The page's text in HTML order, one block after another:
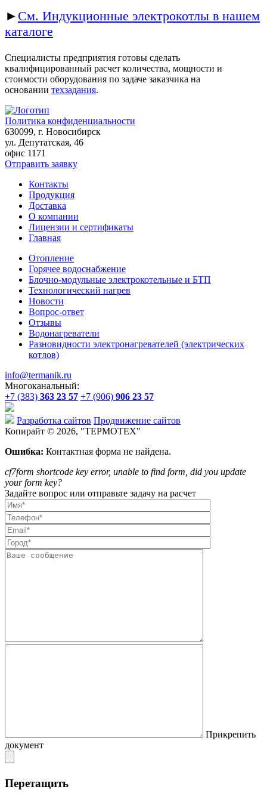
► См. Индукционные электрокотлы в нашем
каталоге
Специалисты предприятия готовы сделать
квалифицированный расчет количества, мощности и
стоимости оборудования по задаче заказчика на
основании техзадания.
Политика конфиденциальности
630099, г. Новосибирск
ул. Депутатская, 46
офис 1171
Отправить заявку
Контакты
Продукция
Доставка
О компании
Лицензии и сертификаты
Главная
Отопление
Горячее водоснабжение
Блочно-модульные электрокотельные и БТП
Технологический нагрев
Новости
Вопрос-ответ
Отзывы
Водонагреватели
Разновидности электронагревателей (электрических
котлов)
info@termanik.ru
Многоканальный:
+7 (383) 363 23 57 +7 (906) 906 23 57
Разработка сайтов Продвижение сайтов
Копирайт © 2026, "ТЕРМОТЕХ"
Ошибка: Контактная форма не найдена.
cf7form shortcode key error, unable to find form, did you update
your form key?
Задайте вопрос или отправьте задачу на расчет
Прикрепить
документ
Перетащить